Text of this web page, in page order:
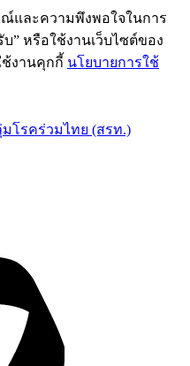
ณ์และความพึงพอใจในการ
” หรือใช้งานเว็บไซต์ของ
งานคุกกี้ นโยบายการใช้